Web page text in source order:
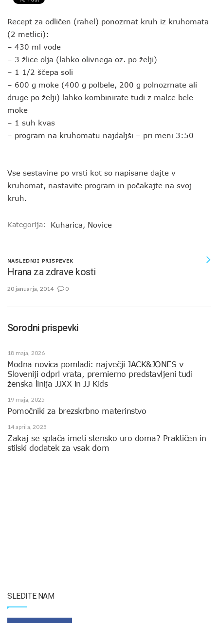
Recept za odličen (rahel) ponozrnat kruh iz kruhomata
(2 metlici):
– 430 ml vode
– 3 žlice olja (lahko olivnega oz. po želji)
– 1 1/2 ščepa soli
– 600 g moke (400 g polbele, 200 g polnozrnate ali
druge po želji) lahko kombinirate tudi z malce bele
moke
– 1 suh kvas
– program na kruhomatu najdaljši – pri meni 3:50
Vse sestavine po vrsti kot so napisane dajte v
kruhomat, nastavite program in počakajte na svoj
kruh.
Kategorija: Kuharica, Novice
NASLEDNJI PRISPEVEK
Hrana za zdrave kosti
20 januarja, 2014 0
Sorodni prispevki
18 maja, 2026
Modna novica pomladi: največji JACK&JONES v
Sloveniji odprl vrata, premierno predstavljeni tudi
ženska linija JJXX in JJ Kids
19 maja, 2025
Pomočniki za brezskrbno materinstvo
14 aprila, 2025
Zakaj se splača imeti stensko uro doma? Praktičen in
stilski dodatek za vsak dom
SLEDITE NAM